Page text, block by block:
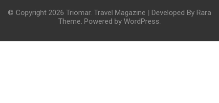
© Copyright 2026 Triomar. Travel Magazine | Developed By Rara
Theme. Powered by WordPress.